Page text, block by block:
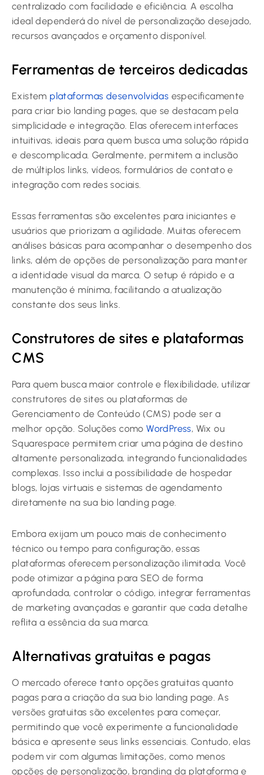
centralizado com facilidade e eficiência. A escolha
ideal dependerá do nível de personalização desejado,
recursos avançados e orçamento disponível.
Ferramentas de terceiros dedicadas
Existem plataformas desenvolvidas especificamente
para criar bio landing pages, que se destacam pela
simplicidade e integração. Elas oferecem interfaces
intuitivas, ideais para quem busca uma solução rápida
e descomplicada. Geralmente, permitem a inclusão
de múltiplos links, vídeos, formulários de contato e
integração com redes sociais.
Essas ferramentas são excelentes para iniciantes e
usuários que priorizam a agilidade. Muitas oferecem
análises básicas para acompanhar o desempenho dos
links, além de opções de personalização para manter
a identidade visual da marca. O setup é rápido e a
manutenção é mínima, facilitando a atualização
constante dos seus links.
Construtores de sites e plataformas
CMS
Para quem busca maior controle e flexibilidade, utilizar
construtores de sites ou plataformas de
Gerenciamento de Conteúdo (CMS) pode ser a
melhor opção. Soluções comoWordPress, Wix ou
Squarespace permitem criar uma página de destino
altamente personalizada, integrando funcionalidades
complexas. Isso inclui a possibilidade de hospedar
blogs, lojas virtuais e sistemas de agendamento
diretamente na sua bio landing page.
Embora exijam um pouco mais de conhecimento
técnico ou tempo para configuração, essas
plataformas oferecem personalização ilimitada. Você
pode otimizar a página para SEO de forma
aprofundada, controlar o código, integrar ferramentas
de marketing avançadas e garantir que cada detalhe
reflita a essência da sua marca.
Alternativas gratuitas e pagas
O mercado oferece tanto opções gratuitas quanto
pagas para a criação da sua bio landing page. As
versões gratuitas são excelentes para começar,
permitindo que você experimente a funcionalidade
básica e apresente seus links essenciais. Contudo, elas
podem vir com algumas limitações, como menos
opções de personalização, branding da plataforma e